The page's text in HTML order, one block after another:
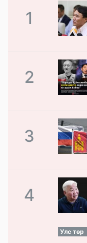
1
2
3
4
Улс төр